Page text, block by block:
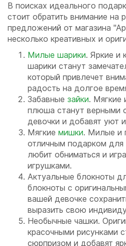
В поисках идеального
стоит обратить внимание на
предложений от магазина
несколько креативных и
Милые шарики. Яркие и
шарики станут
который привлечет
радость на долгое
Забавные зайки. Мягкие
плюша станут верными
девочки и добавят уют
Мягкие мишки. Милые и
отличным подарком для
любит обниматься и
игрушками.
Актуальные блокноты
блокноты с
вашей девочке
выразить свою
Необычные чашки.
красочными рисунками
сюрпризом и добавят